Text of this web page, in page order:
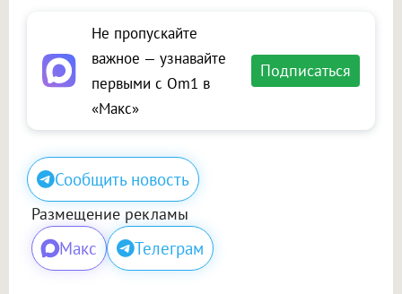
Не пропускайте
важное — узнавайте
первыми с Om1 в
«Макс»
Подписаться
Сообщить новость
Размещение рекламы
Макс Телеграм